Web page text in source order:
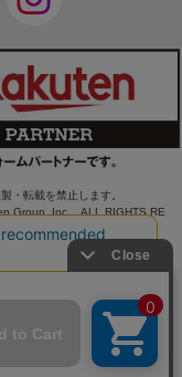
・転載を禁止します。
Group, Inc. ALL RIGHTS RE